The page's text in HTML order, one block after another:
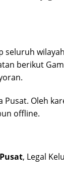
seluruh
berikut
Pusat. Oleh
offline.
, Legal